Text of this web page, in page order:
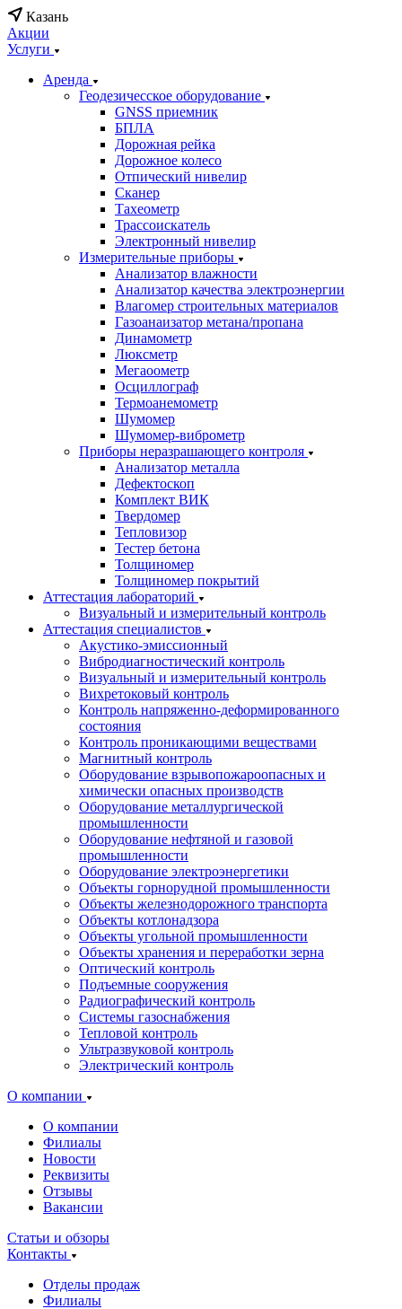
Казань
Акции
Услуги
Аренда
Геодезичесское оборудование
GNSS приемник
БПЛА
Дорожная рейка
Дорожное колесо
Отпический нивелир
Сканер
Тахеометр
Трассоискатель
Электронный нивелир
Измерительные приборы
Анализатор влажности
Анализатор качества электроэнергии
Влагомер строительных материалов
Газоанаизатор метана/пропана
Динамометр
Люксметр
Мегаоометр
Осциллограф
Термоанемометр
Шумомер
Шумомер-виброметр
Приборы неразрашающего контроля
Анализатор металла
Дефектоскоп
Комплект ВИК
Твердомер
Тепловизор
Тестер бетона
Толщиномер
Толщиномер покрытий
Аттестация лабораторий
Визуальный и измерительный контроль
Аттестация специалистов
Акустико-эмиссионный
Вибродиагностический контроль
Визуальный и измерительный контроль
Вихретоковый контроль
Контроль напряженно-деформированного
состояния
Контроль проникающими веществами
Магнитный контроль
Оборудование взрывопожароопасных и
химически опасных производств
Оборудование металлургической
промышленности
Оборудование нефтяной и газовой
промышленности
Оборудование электроэнергетики
Объекты горнорудной промышленности
Объекты железнодорожного транспорта
Объекты котлонадзора
Объекты угольной промышленности
Объекты хранения и переработки зерна
Оптический контроль
Подъемные сооружения
Радиографический контроль
Системы газоснабжения
Тепловой контроль
Ультразвуковой контроль
Электрический контроль
О компании
О компании
Филиалы
Новости
Реквизиты
Отзывы
Вакансии
Статьи и обзоры
Контакты
Отделы продаж
Филиалы